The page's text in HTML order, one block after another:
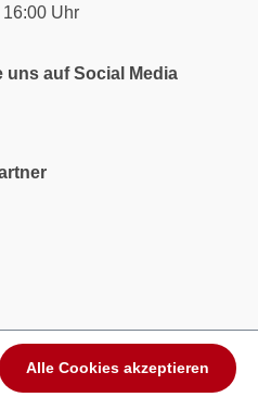
Uhr
uns auf Social Media
Alle Cookies akzeptieren